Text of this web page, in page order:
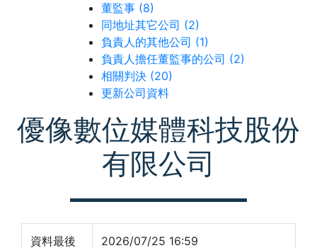
董監事 (8)
同地址其它公司 (2)
負責人的其他公司 (1)
負責人擔任董監事的公司 (2)
相關判決 (20)
更新公司資料
優像數位媒體科技股份
有限公司
資料最後
2026/07/25 16:59